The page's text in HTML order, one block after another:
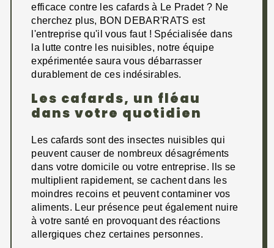
efficace contre les cafards à Le Pradet ? Ne
cherchez plus, BON DEBAR'RATS est
l'entreprise qu'il vous faut ! Spécialisée dans
la lutte contre les nuisibles, notre équipe
expérimentée saura vous débarrasser
durablement de ces indésirables.
Les cafards, un fléau
dans votre quotidien
Les cafards sont des insectes nuisibles qui
peuvent causer de nombreux désagréments
dans votre domicile ou votre entreprise. Ils se
multiplient rapidement, se cachent dans les
moindres recoins et peuvent contaminer vos
aliments. Leur présence peut également nuire
à votre santé en provoquant des réactions
allergiques chez certaines personnes.